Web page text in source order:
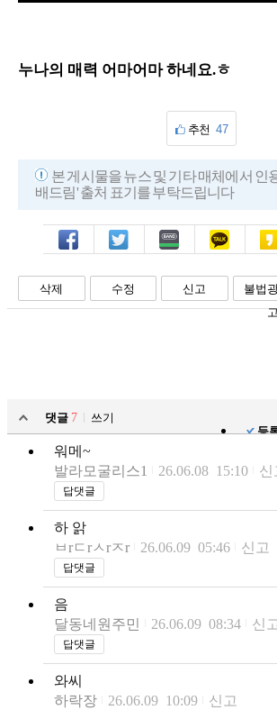
n
5
.
누나의 매력 어마어마 하네요.ㅎ
추천 47
본 게시물을 뉴스 및 기타 매체에서 인
배드림' 출처 표기를 부탁드립니다
페북 트윗 밴드 카톡 카
삭제 수정 신고
불법
댓글 7
쓰기
등
워메~
발라모굴리스1
26.06.08 15:10 신
답댓글
하 앍
ㅂrㄷrㅅrㅈr
26.06.09 05:46 신고
답댓글
음
달동네원주민
26.06.09 08:34 신
답댓글
와씨
하락장
26.06.09 10:09 신고